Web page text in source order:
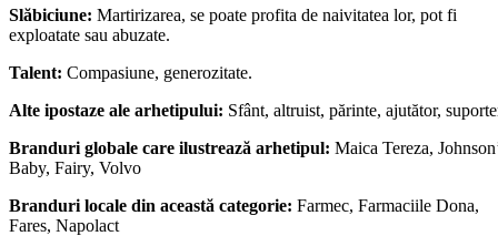
Slăbiciune: Martirizarea, se poate profita de naivitatea lor, pot fi
exploatate sau abuzate.
Talent: Compasiune, generozitate.
Alte ipostaze ale arhetipului: Sfânt, altruist, părinte, ajutător,
Branduri globale care ilustrează arhetipul: Maica Tereza,
Baby, Fairy, Volvo
Branduri locale din această categorie: Farmec, Farmaciile Dona,
Fares, Napolact